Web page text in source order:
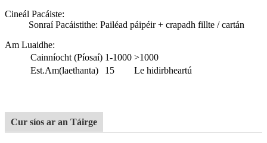
Cineál Pacáiste:
Sonraí Pacáistithe: Pailéad páipéir + crapadh fillte / cartán
Am Luaidhe:
Cainníocht (Píosaí) 1-1000 >1000
Est.Am(laethanta)
15 Le hidirbheartú
Cur síos ar an Táirge